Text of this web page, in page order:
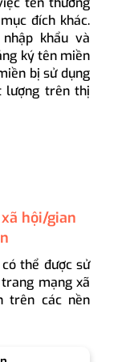
đích khác.
khẩu và
ký tên miền
bị sử dụng
lượng trên thị
hội/gian
thể được sử
mạng xã
trên các nền